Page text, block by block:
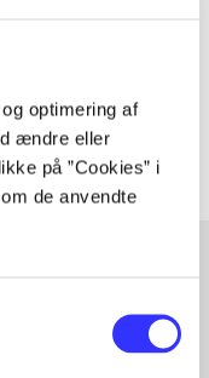
optimering af
ændre eller
på ”Cookies” i
de anvendte